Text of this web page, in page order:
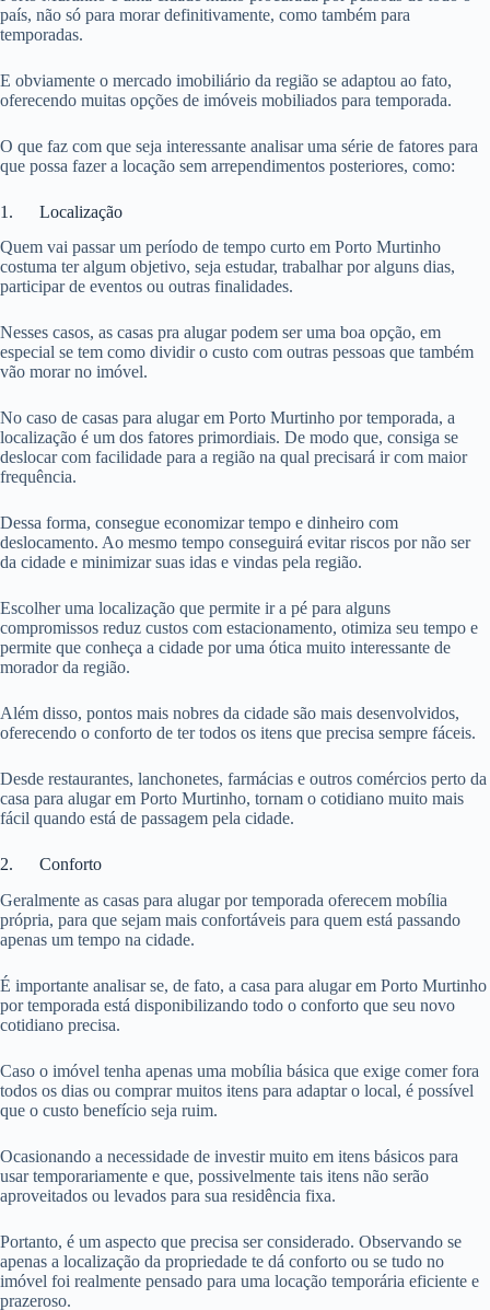
país, não só para morar definitivamente, como também para
temporadas.
E obviamente o mercado imobiliário da região se adaptou ao fato,
oferecendo muitas opções de imóveis mobiliados para temporada.
O que faz com que seja interessante analisar uma série de fatores para
que possa fazer a locação sem arrependimentos posteriores, como:
1. Localização
Quem vai passar um período de tempo curto em Porto Murtinho
costuma ter algum objetivo, seja estudar, trabalhar por alguns dias,
participar de eventos ou outras finalidades.
Nesses casos, as casas pra alugar podem ser uma boa opção, em
especial se tem como dividir o custo com outras pessoas que também
vão morar no imóvel.
No caso de casas para alugar em Porto Murtinho por temporada, a
localização é um dos fatores primordiais. De modo que, consiga se
deslocar com facilidade para a região na qual precisará ir com maior
frequência.
Dessa forma, consegue economizar tempo e dinheiro com
deslocamento. Ao mesmo tempo conseguirá evitar riscos por não ser
da cidade e minimizar suas idas e vindas pela região.
Escolher uma localização que permite ir a pé para alguns
compromissos reduz custos com estacionamento, otimiza seu tempo e
permite que conheça a cidade por uma ótica muito interessante de
morador da região.
Além disso, pontos mais nobres da cidade são mais desenvolvidos,
oferecendo o conforto de ter todos os itens que precisa sempre fáceis.
Desde restaurantes, lanchonetes, farmácias e outros comércios perto da
casa para alugar em Porto Murtinho, tornam o cotidiano muito mais
fácil quando está de passagem pela cidade.
2. Conforto
Geralmente as casas para alugar por temporada oferecem mobília
própria, para que sejam mais confortáveis para quem está passando
apenas um tempo na cidade.
É importante analisar se, de fato, a casa para alugar em Porto Murtinho
por temporada está disponibilizando todo o conforto que seu novo
cotidiano precisa.
Caso o imóvel tenha apenas uma mobília básica que exige comer fora
todos os dias ou comprar muitos itens para adaptar o local, é possível
que o custo benefício seja ruim.
Ocasionando a necessidade de investir muito em itens básicos para
usar temporariamente e que, possivelmente tais itens não serão
aproveitados ou levados para sua residência fixa.
Portanto, é um aspecto que precisa ser considerado. Observando se
apenas a localização da propriedade te dá conforto ou se tudo no
imóvel foi realmente pensado para uma locação temporária eficiente e
prazeroso.